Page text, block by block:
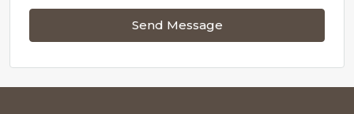
Send Message